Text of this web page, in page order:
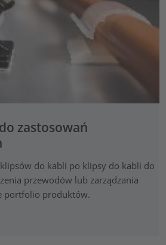
zastosowań
do kabli po klipsy do kabli do
przewodów lub zarządzania
portfolio produktów.